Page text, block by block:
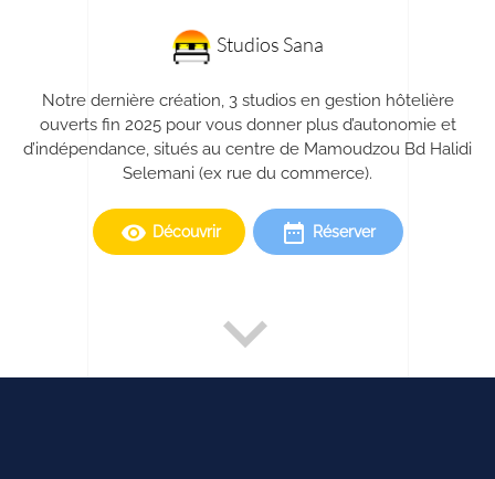
Studios Sana
Notre dernière création, 3 studios en gestion hôtelière
ouverts fin 2025 pour vous donner plus d’autonomie et
d’indépendance, situés au centre de Mamoudzou Bd Halidi
Selemani (ex rue du commerce).
remove_red_eye Découvrir date_range Réserver
expand_more